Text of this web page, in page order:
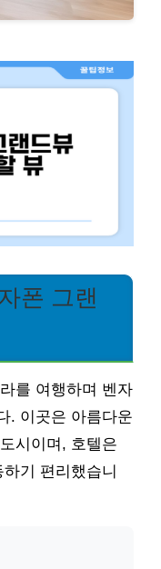
폰 그랜
를 여행하며 벤자
. 이곳은 아름다운
시이며, 호텔은
기 편리했습니